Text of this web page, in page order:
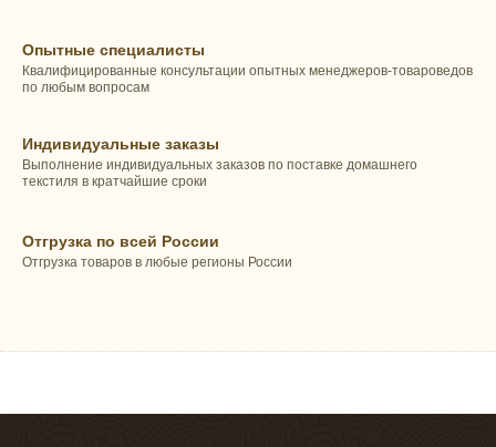
Опытные специалисты
Квалифицированные консультации опытных менеджеров-товароведов
по любым вопросам
Индивидуальные заказы
Выполнение индивидуальных заказов по поставке домашнего
текстиля в кратчайшие сроки
Отгрузка по всей России
Отгрузка товаров в любые регионы России